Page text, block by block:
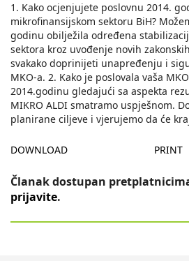
1. Kako ocjenjujete poslovnu 2014.
mikrofinansijskom sektoru BiH?
godinu obilježila određena
sektora kroz uvođenje novih
svakako doprinijeti unapređenju i
MKO-a. 2. Kako je poslovala vaša
2014.godinu gledajući sa aspekta
MIKRO ALDI smatramo uspješnom.
planirane ciljeve i vjerujemo da će
DOWNLOAD PRINT
Članak dostupan
prijavite.